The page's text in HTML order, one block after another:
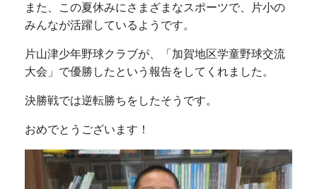
また、この夏休みにさまざまなスポーツで、片小の
みんなが活躍しているようです。
片山津少年野球クラブが、「加賀地区学童野球交流
大会」で優勝したという報告をしてくれました。
決勝戦では逆転勝ちをしたそうです。
おめでとうございます！